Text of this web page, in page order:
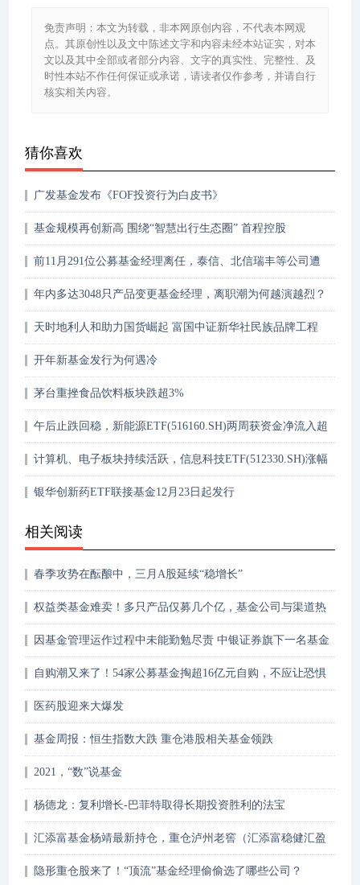
免责声明：本文为转载，非本网原创内容，不代表本网观
点。其原创性以及文中陈述文字和内容未经本站证实，对本
文以及其中全部或者部分内容、文字的真实性、完整性、及
时性本站不作任何保证或承诺，请读者仅作参考，并请自行
核实相关内容。
猜你喜欢
广发基金发布《FOF投资行为白皮书》
基金规模再创新高 围绕“智慧出行生态圈” 首程控股
前11月291位公募基金经理离任，泰信、北信瑞丰等公司遭
年内多达3048只产品变更基金经理，离职潮为何越演越烈？
天时地利人和助力国货崛起 富国中证新华社民族品牌工程
开年新基金发行为何遇冷
茅台重挫食品饮料板块跌超3%
午后止跌回稳，新能源ETF(516160.SH)两周获资金净流入超
计算机、电子板块持续活跃，信息科技ETF(512330.SH)涨幅
银华创新药ETF联接基金12月23日起发行
相关阅读
春季攻势在酝酿中，三月A股延续“稳增长”
权益类基金难卖！多只产品仅募几个亿，基金公司与渠道热
因基金管理运作过程中未能勤勉尽责 中银证券旗下一名基金
自购潮又来了！54家公募基金掏超16亿元自购，不应让恐惧
医药股迎来大爆发
基金周报：恒生指数大跌 重仓港股相关基金领跌
2021，“数”说基金
杨德龙：复利增长-巴菲特取得长期投资胜利的法宝
汇添富基金杨靖最新持仓，重仓泸州老窖（汇添富稳健汇盈
隐形重仓股来了！“顶流”基金经理偷偷选了哪些公司？